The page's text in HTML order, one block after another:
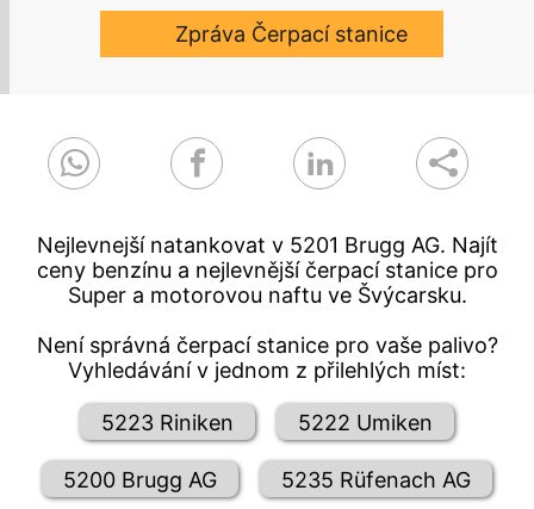
Zpráva Čerpací stanice
Nejlevnejší natankovat v 5201 Brugg AG. Najít
ceny benzínu a nejlevnější čerpací stanice pro
Super a motorovou naftu ve Švýcarsku.
Není správná čerpací stanice pro vaše palivo?
Vyhledávání v jednom z přilehlých míst:
5223 Riniken 5222 Umiken
5200 Brugg AG 5235 Rüfenach AG